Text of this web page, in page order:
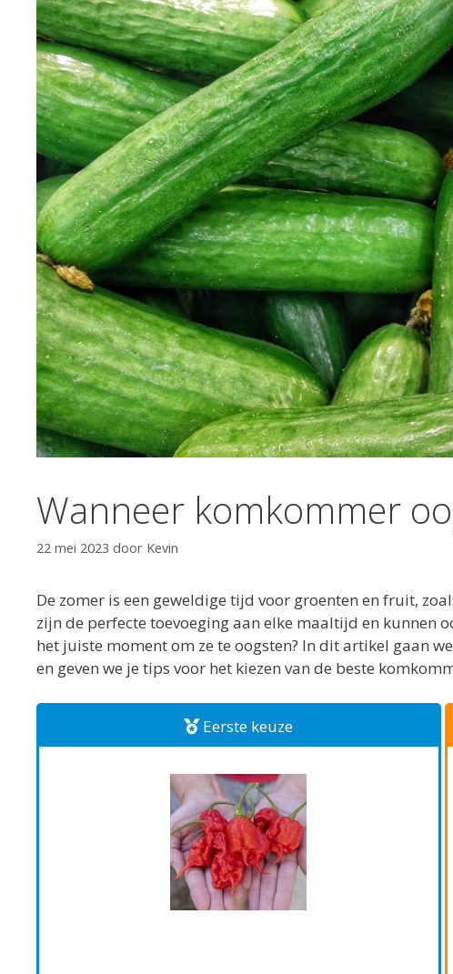
Wanneer komkommer
22 mei 2023 door Kevin
De zomer is een geweldige tijd voor groenten en fruit,
zijn de perfecte toevoeging aan elke maaltijd en kunnen
het juiste moment om ze te oogsten? In dit artikel gaan
en geven we je tips voor het kiezen van de beste
Eerste keuze